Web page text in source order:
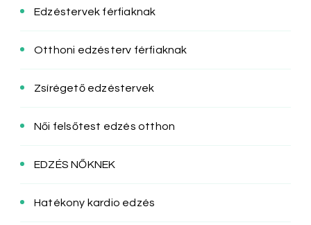
Edzéstervek férfiaknak
Otthoni edzésterv férfiaknak
Zsírégető edzéstervek
Női felsőtest edzés otthon
EDZÉS NŐKNEK
Hatékony kardio edzés